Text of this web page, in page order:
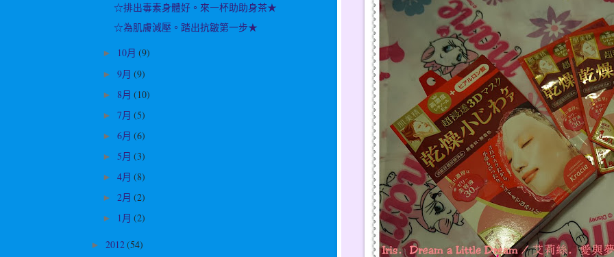
☆排出毒素身體好。來一杯助助身茶★
☆為肌膚減壓。踏出抗皺第一步★
► 10月 (9)
► 9月 (9)
► 8月 (10)
► 7月 (5)
► 6月 (6)
► 5月 (3)
► 4月 (8)
► 2月 (2)
► 1月 (2)
► 2012(54)